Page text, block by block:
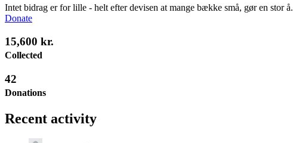
Intet bidrag er for lille - helt efter devisen at mange bække små, gør en stor å.
Donate
15,600 kr.
Collected
42
Donations
Recent activity